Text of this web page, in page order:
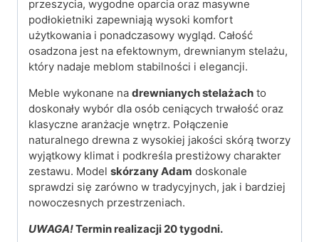
przeszycia, wygodne oparcia oraz masywne
podłokietniki zapewniają wysoki komfort
użytkowania i ponadczasowy wygląd. Całość
osadzona jest na efektownym, drewnianym stelażu,
który nadaje meblom stabilności i elegancji.
Meble wykonane na drewnianych stelażach to
doskonały wybór dla osób ceniących trwałość oraz
klasyczne aranżacje wnętrz. Połączenie
naturalnego drewna z wysokiej jakości skórą tworzy
wyjątkowy klimat i podkreśla prestiżowy charakter
zestawu. Model skórzany Adam doskonale
sprawdzi się zarówno w tradycyjnych, jak i bardziej
nowoczesnych przestrzeniach.
UWAGA!Termin realizacji 20 tygodni.